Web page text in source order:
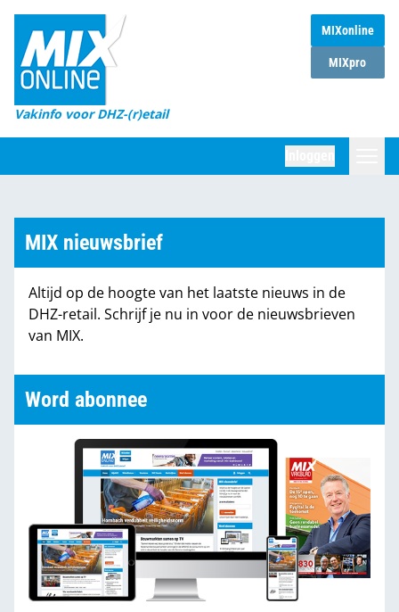
MIXonline
MIXpro
Vakinfo voor DHZ-(r)etail
Home
Magazines
DHZ Sessie
Marktcijfers
Partners
MIX nieuwsbrief
Altijd op de hoogte van het laatste nieuws in de
DHZ-retail. Schrijf je nu in voor de nieuwsbrieven
van MIX.
Word abonnee